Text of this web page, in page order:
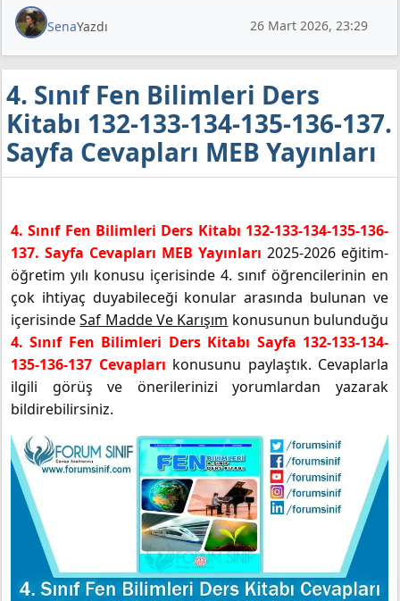
SenaYazdı 26 Mart 2026, 23:29
4. Sınıf Fen Bilimleri Ders
Kitabı 132-133-134-135-136-137.
Sayfa Cevapları MEB Yayınları
4. Sınıf Fen Bilimleri Ders Kitabı 132-133-134-135-136-
137. Sayfa Cevapları MEB Yayınları 2025-2026 eğitim-
öğretim yılı konusu içerisinde 4. sınıf öğrencilerinin en
çok ihtiyaç duyabileceği konular arasında bulunan ve
içerisindeSaf Madde Ve Karışım konusunun bulunduğu
4. Sınıf Fen Bilimleri Ders Kitabı Sayfa 132-133-134-
135-136-137 Cevapları konusunu paylaştık. Cevaplarla
ilgili görüş ve önerilerinizi yorumlardan yazarak
bildirebilirsiniz.